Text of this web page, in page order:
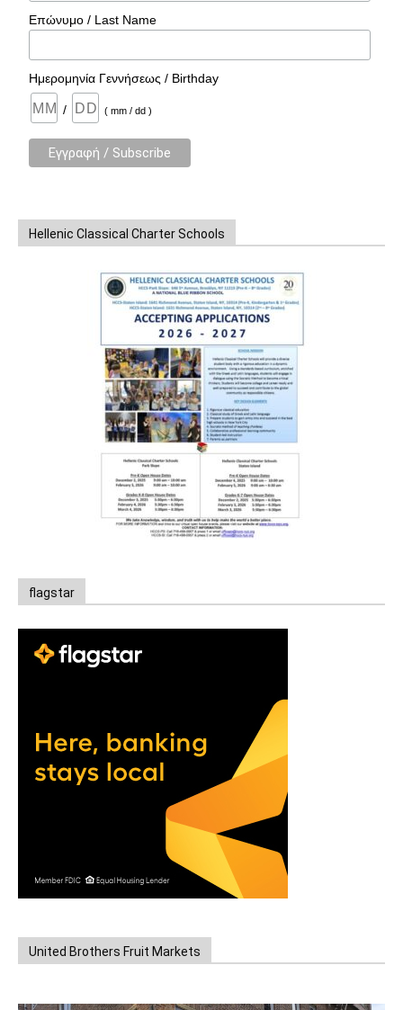
Επώνυμο / Last Name
Ημερομηνία Γεννήσεως / Birthday
/ ( mm / dd )
Hellenic Classical Charter Schools
flagstar
United Brothers Fruit Markets